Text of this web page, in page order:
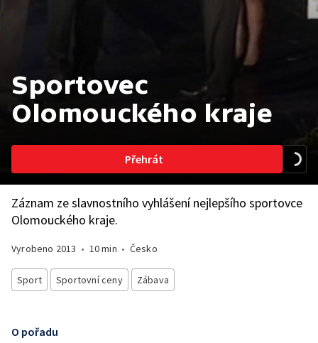
Sportovec
Olomouckého kraje
Přehrát
Záznam ze slavnostního vyhlášení nejlepšího sportovce
Olomouckého kraje.
Vyrobeno 2013 • 10 min • Česko
Sport Sportovní ceny Zábava
O pořadu